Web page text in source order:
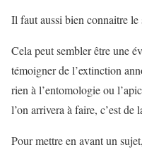
Il faut aussi bien connaitre le
Cela peut sembler être une
témoigner de l’extinction
rien à l’entomologie ou
l’on arrivera à faire, c’est de
Pour mettre en avant un